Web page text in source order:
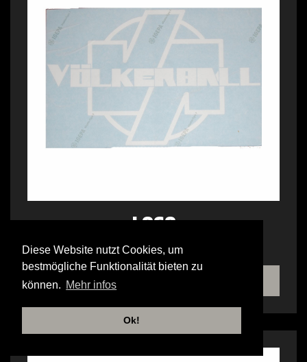
Diese Website nutzt Cookies, um
bestmögliche Funktionalität bieten zu
können. Mehr infos
Ok!
LOGO
HECKSCHEIBENAUFKLEBER AUSSEN